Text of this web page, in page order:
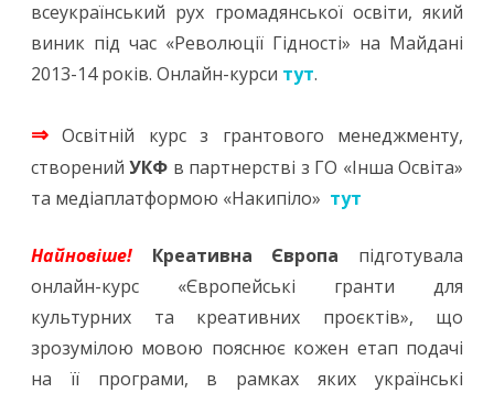
всеукраїнський рух громадянської освіти, який
виник під час «Революції Гідності» на Майдані
2013-14 років. Онлайн-курси тут.
⇒ Освітній курс з грантового менеджменту,
створенийУКФ в партнерстві з ГО «Інша Освіта»
та медіаплатформою «Накипіло» тут
Найновіше! Креативна Європа підготувала
онлайн-курс «Європейські гранти для
культурних та креативних проєктів», що
зрозумілою мовою пояснює кожен етап подачі
на її програми, в рамках яких українські